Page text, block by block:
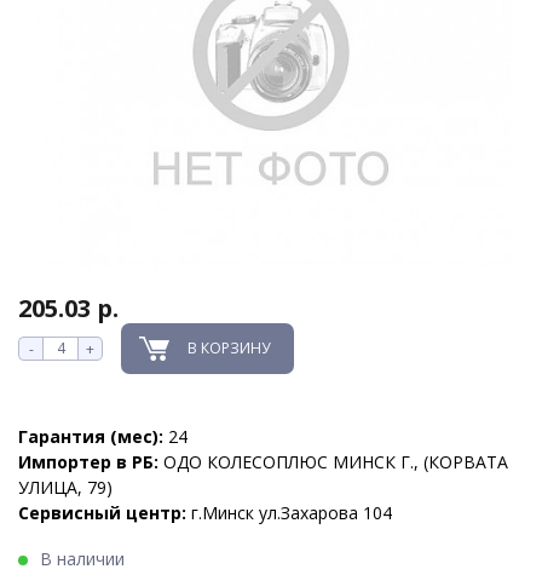
205.03 р.
- + В КОРЗИНУ
Гарантия (мес): 24
Импортер в РБ: ОДО КОЛЕСОПЛЮС МИНСК Г., (КОРВАТА
УЛИЦА, 79)
Сервисный центр: г.Минск ул.Захарова 104
В наличии